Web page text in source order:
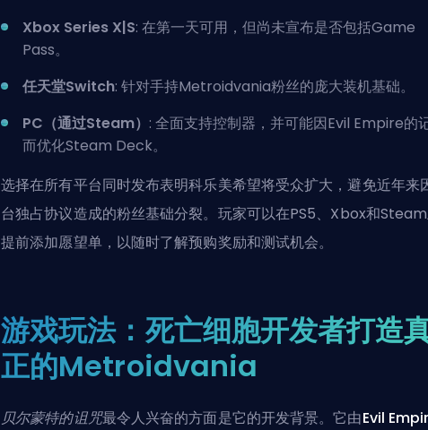
Xbox Series X|S: 在第一天可用，但尚未宣布是否包括Game
Pass。
任天堂Switch: 针对手持Metroidvania粉丝的庞大装机基础。
PC（通过Steam） : 全面支持控制器，并可能因Evil Empire的
而优化Steam Deck。
选择在所有平台同时发布表明科乐美希望将受众扩大，避免近年来
台独占协议造成的粉丝基础分裂。玩家可以在PS5、Xbox和
提前添加愿望单，以随时了解预购奖励和测试机会。
游戏玩法：死亡细胞开发者打造
正的Metroidvania
贝尔蒙特的诅咒最令人兴奋的方面是它的开发背景。它由Evil